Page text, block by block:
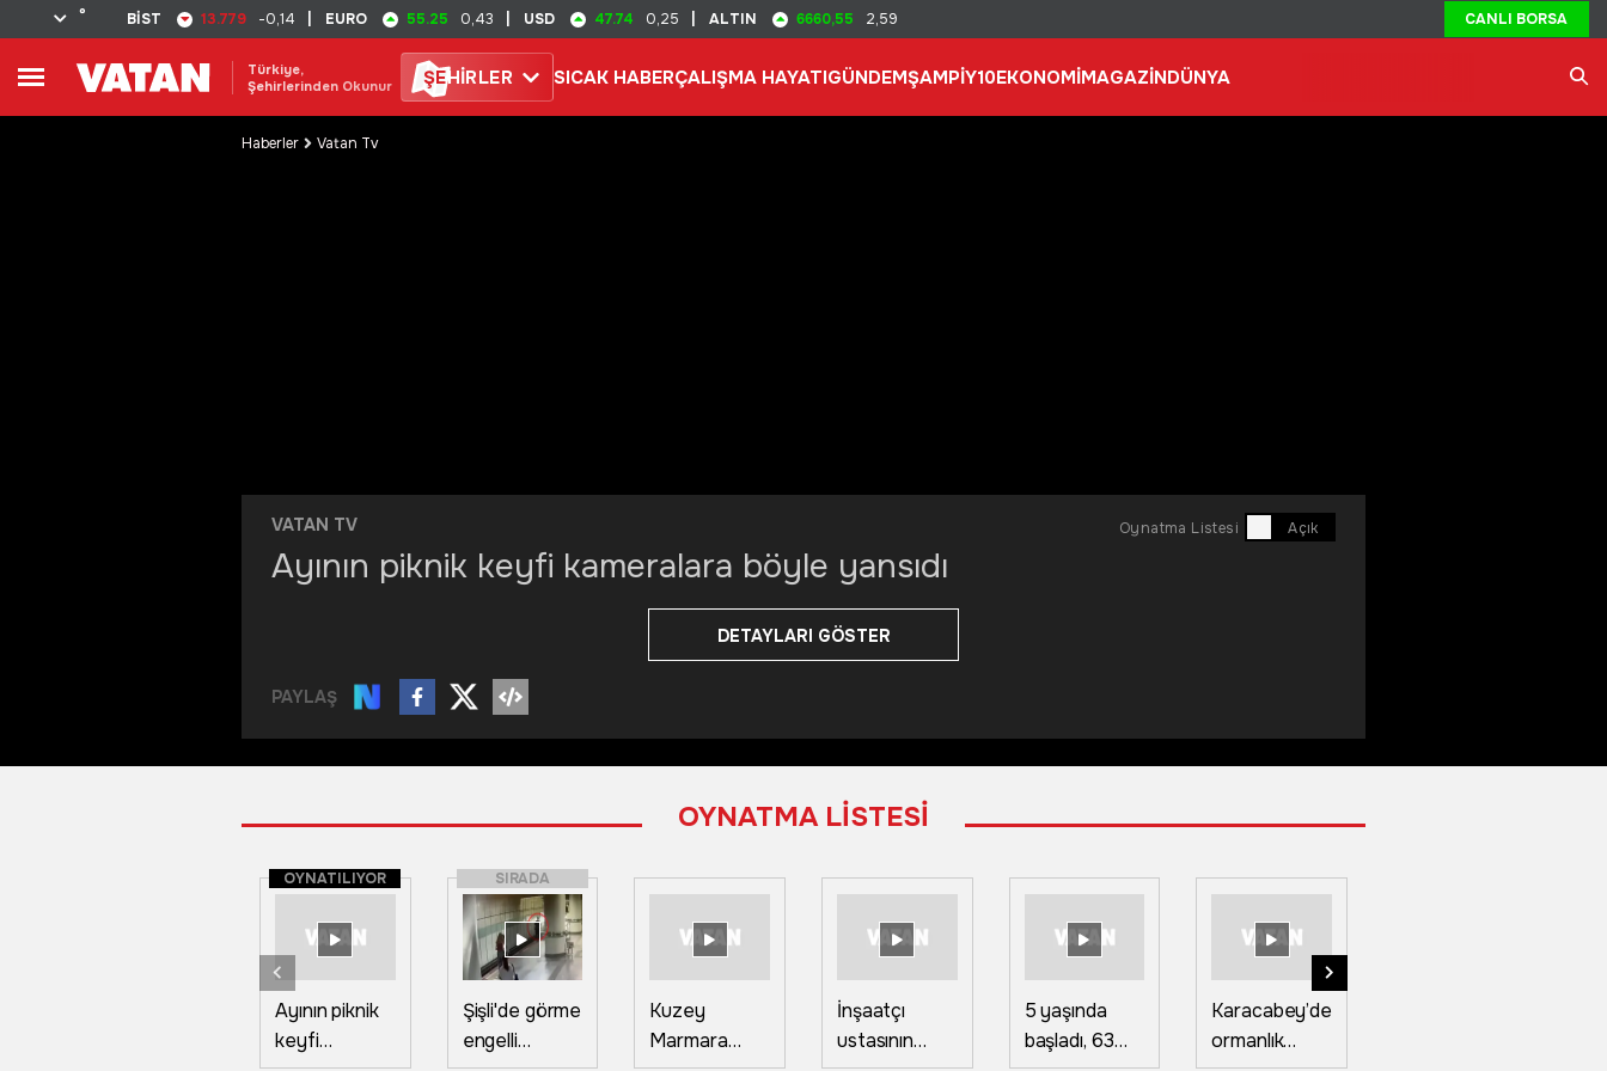
° BİST 13.779 -0,14 EURO 55.25 0,43 USD 47.74 0,25 ALTIN 6660,55 2,59 CANLI BORSA
Türkiye,
Şehirlerinden Okunur
ŞEHİRLER SICAK HABERÇALIŞMA HAYATIGÜNDEMŞAMPİY10EKONOMİMAGAZİNDÜNYA
Haberler Vatan Tv
Oynatma Listesi
VATAN TV
Ayının piknik keyfi kameralara böyle yansıdı
DETAYLARI GÖSTER
PAYLAŞ
OYNATMA LİSTESİ
OYNATILIYOR
Ayının piknik
keyfi
SIRADA
Şişli'de görme
engelli
Kuzey
Marmara
İnşaatçı
ustasının
5 yaşında
başladı, 63
Karacabey’de
ormanlık